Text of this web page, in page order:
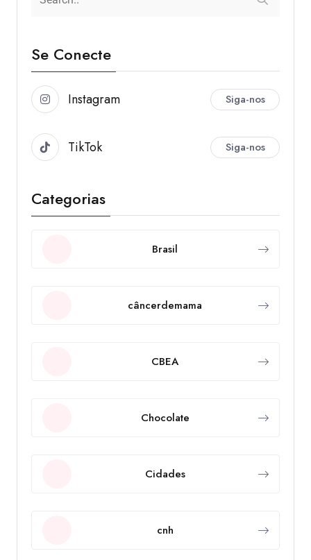
Se Conecte
Instagram Siga-nos
TikTok Siga-nos
Categorias
Brasil
câncerdemama
CBEA
Chocolate
Cidades
cnh